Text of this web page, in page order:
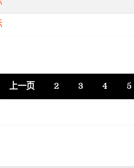
上一页 2 3 4 5